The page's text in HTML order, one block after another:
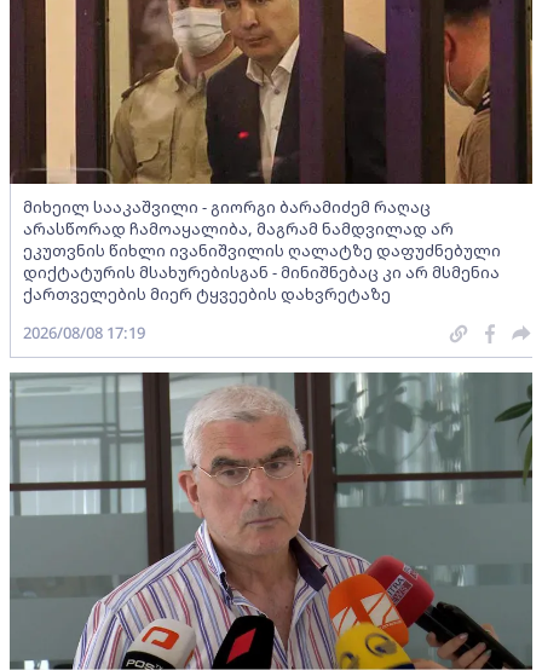
მიხეილ სააკაშვილი - გიორგი ბარამიძემ რაღაც
არასწორად ჩამოაყალიბა, მაგრამ ნამდვილად არ
ეკუთვნის წიხლი ივანიშვილის ღალატზე დაფუძნებული
დიქტატურის მსახურებისგან - მინიშნებაც კი არ მსმენია
ქართველების მიერ ტყვეების დახვრეტაზე
2026/08/08 17:19